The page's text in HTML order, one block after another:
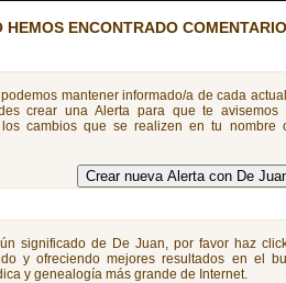
HEMOS ENCONTRADO
mantener informado/a de cada
crear una Alerta para que te avisemos
cambios que se realizen en tu
significado de De Juan, por favor haz
y ofreciendo mejores resultados en el
y genealogía más grande de Internet.